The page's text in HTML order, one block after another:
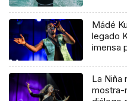
Mádé
legado
imensa
La Niña
mostra-